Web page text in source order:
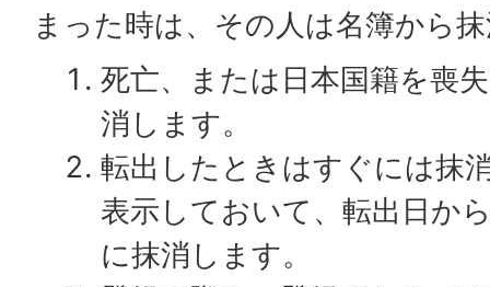
まった時は、その人は名簿から
死亡、または日本国籍を喪
消します。
転出したときはすぐには抹
表示しておいて、転出日か
に抹消します。